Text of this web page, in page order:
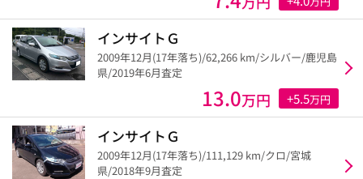
インサイトＧ
2009年12月(17年落ち)/62,266 km/シルバー/鹿児島
県/2019年6月査定
13.0万円 +5.5万円
インサイトＧ
2009年12月(17年落ち)/111,129 km/クロ/宮城
県/2018年9月査定